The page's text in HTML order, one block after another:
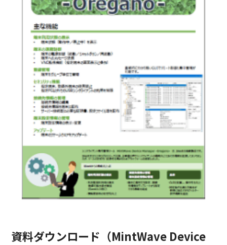
資料ダウンロード（MintWave Device